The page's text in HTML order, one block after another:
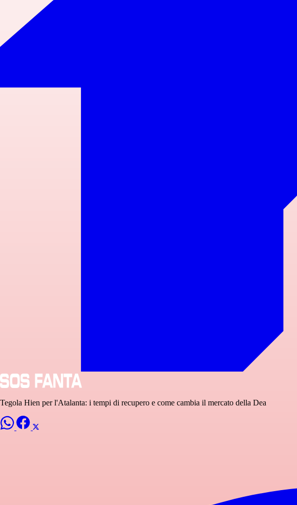
Tegola Hien per l'Atalanta: i tempi di recupero e come cambia il mercato della Dea